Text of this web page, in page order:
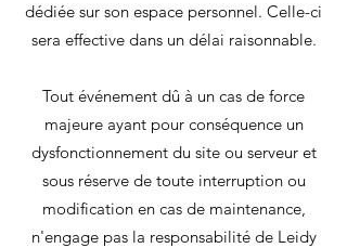
dédiée sur son espace personnel. Celle-ci
sera effective dans un délai raisonnable.
Tout événement dû à un cas de force
majeure ayant pour conséquence un
dysfonctionnement du site ou serveur et
sous réserve de toute interruption ou
modification en cas de maintenance,
n'engage pas la responsabilité de Leidy